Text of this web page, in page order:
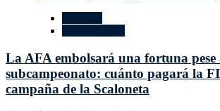
La AFA embolsará una fortuna pese
subcampeonato: cuánto pagará la
campaña de la Scaloneta